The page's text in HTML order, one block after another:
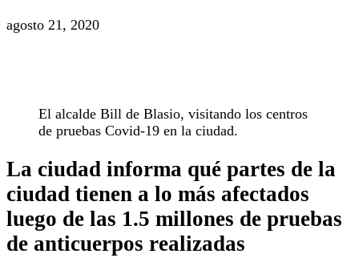
agosto 21, 2020
El alcalde Bill de Blasio, visitando los centros
de pruebas Covid-19 en la ciudad.
La ciudad informa qué partes de la
ciudad tienen a lo más afectados
luego de las 1.5 millones de pruebas
de anticuerpos realizadas